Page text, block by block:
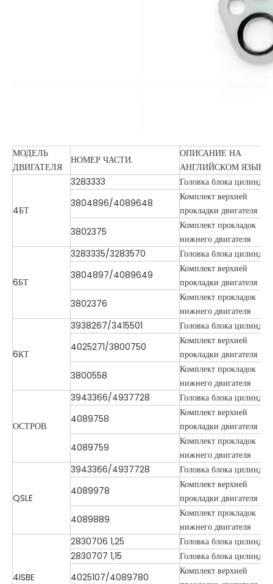
МОДЕЛЬ
ДВИГАТЕЛЯ
НОМЕР ЧАСТИ.
ОПИСАНИЕ НА
АНГЛИЙСКОМ ЯЗЫКЕ
4БТ
3283333
Головка блока
3804896/4089648
Комплект верхней
прокладки двигателя
3802375
Комплект прокладок
нижнего двигателя
6БТ
3283335/3283570
Головка блока
3804897/4089649
Комплект верхней
прокладки двигателя
3802376
Комплект прокладок
нижнего двигателя
6КТ
3938267/3415501
Головка блока
4025271/3800750
Комплект верхней
прокладки двигателя
3800558
Комплект прокладок
нижнего двигателя
ОСТРОВ
3943366/4937728
Головка блока
4089758
Комплект верхней
прокладки двигателя
4089759
Комплект прокладок
нижнего двигателя
QSLE
3943366/4937728
Головка блока
4089978
Комплект верхней
прокладки двигателя
4089889
Комплект прокладок
нижнего двигателя
4ISBE
2830706 1,25
Головка блока
2830707 1,15
Головка блока
4025107/4089780
Комплект верхней